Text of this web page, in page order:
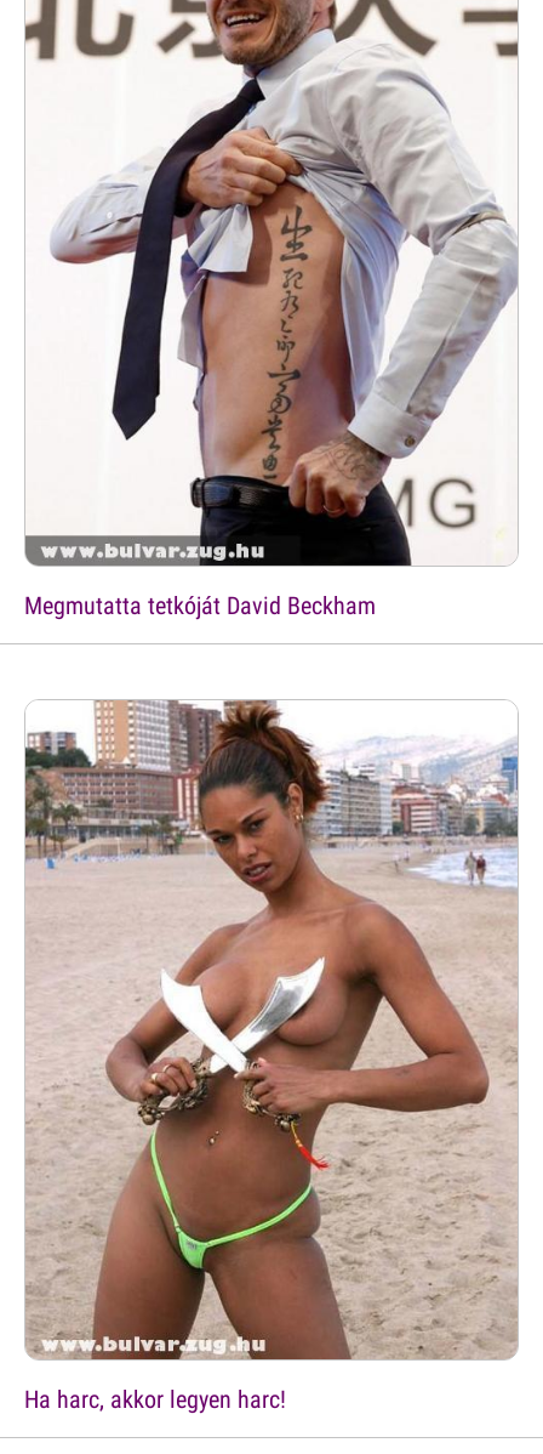
Megmutatta tetkóját David Beckham
Ha harc, akkor legyen harc!